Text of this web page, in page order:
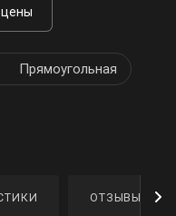
Прямоугольная
ОТЗЫВЫ